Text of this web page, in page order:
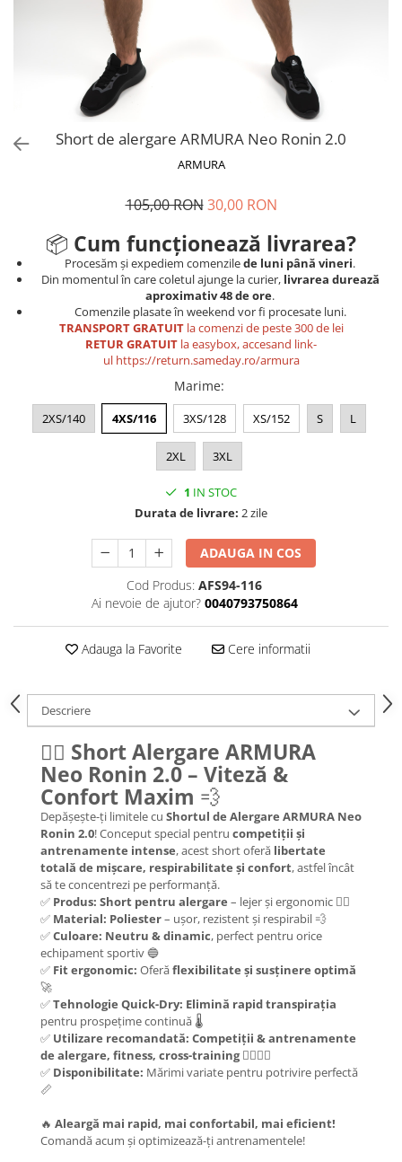
Acccesori Antrenor
Mingi medicinale
Recuperare și Îcălzire
Short de alergare ARMURA Neo Ronin 2.0
ARMURA
105,00 RON 30,00 RON
📦 Cum funcționează livrarea?
Procesăm și expediem comenzilede luni până vineri.
Din momentul în care coletul ajunge la curier, livrarea durează
aproximativ 48 de ore.
Comenzile plasate în weekend vor fi procesate luni.
TRANSPORT GRATUIT la comenzi de peste 300 de lei
RETUR GRATUIT la easybox, accesand link-
ul https://return.sameday.ro/armura
Marime:
2XS/140 4XS/116 3XS/128 XS/152 S L
2XL 3XL
1 IN STOC
Durata de livrare: 2 zile
ADAUGA IN COS
Cod Produs: AFS94-116
Ai nevoie de ajutor? 0040793750864
Adauga la Favorite Cere informatii
Descriere
🏃‍♂️ Short Alergare ARMURA
Neo Ronin 2.0 – Viteză &
Confort Maxim 💨
Depășește-ți limitele cu Shortul de Alergare ARMURA Neo
Ronin 2.0! Conceput special pentru competiții și
antrenamente intense, acest short oferă libertate
totală de mișcare, respirabilitate și confort, astfel încât
să te concentrezi pe performanță.
✅ Produs: Short pentru alergare – lejer și ergonomic 🏃‍♂️
✅ Material: Poliester– ușor, rezistent și respirabil 💨
✅Culoare: Neutru & dinamic, perfect pentru orice
echipament sportiv 🔵
✅ Fit ergonomic: Oferăflexibilitate și susținere optimă
🚀
✅Tehnologie Quick-Dry: Elimină rapid transpirația
pentru prospețime continuă 🌡️
✅ Utilizare recomandată: Competiții & antrenamente
de alergare, fitness, cross-training🏋️‍♂️🏃‍♂️
✅ Disponibilitate: Mărimi variate pentru potrivire perfectă
📏
🔥 Aleargă mai rapid, mai confortabil, mai eficient!
Comandă acum și optimizează-ți antrenamentele!